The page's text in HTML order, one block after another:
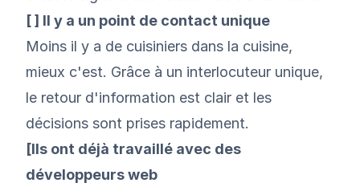
[ ] Il y a un point de contact unique
Moins il y a de cuisiniers dans la cuisine,
mieux c'est. Grâce à un interlocuteur unique,
le retour d'information est clair et les
décisions sont prises rapidement.
[Ils ont déjà travaillé avec des
développeurs web